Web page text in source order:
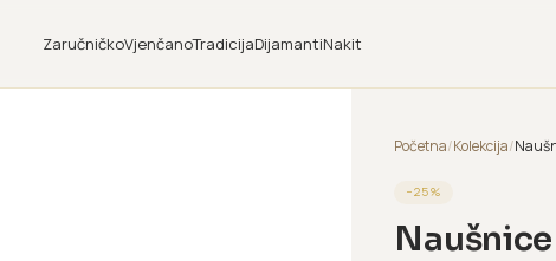
ZaručničkoVjenčanoTradicijaDijamantiNakit
Početna/Kolekcija/
−25%